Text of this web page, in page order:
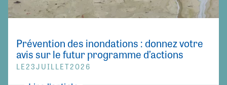
Prévention des inondations : donnez votre
avis sur le futur programme d’actions
LE23JUILLET2026